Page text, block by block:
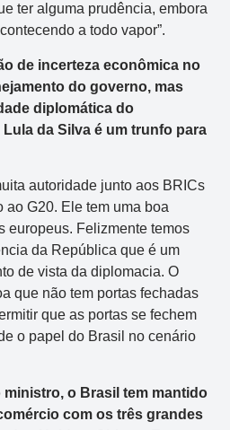
ter alguma prudência, embora
a todo vapor”.
de incerteza econômica no
do governo, mas
diplomática do
da Silva é um trunfo para
autoridade junto aos BRICs
ao G20. Ele tem uma boa
europeus. Felizmente temos
da República que é um
de vista da diplomacia. O
que não tem portas fechadas
que as portas se fechem
o papel do Brasil no cenário
ministro, o Brasil tem mantido
com os três grandes